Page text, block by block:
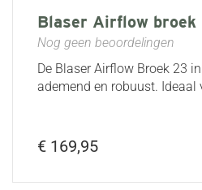
Blaser Airflow broek
Nog geen beoordelingen
De Blaser Airflow Broek 23
ademend en robuust. Ideaal
€ 169,95